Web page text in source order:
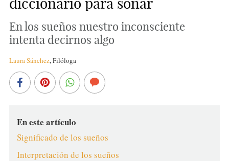
En los sueños nuestro inconsciente
intenta decirnos algo
Laura Sánchez,Filóloga
En este artículo
Significado de los sueños
Interpretación de los sueños